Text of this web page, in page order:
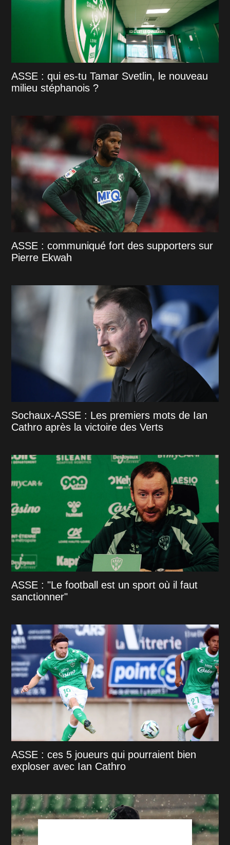
ASSE : qui es-tu Tamar Svetlin, le nouveau
milieu stéphanois ?
ASSE : communiqué fort des supporters sur
Pierre Ekwah
Sochaux-ASSE : Les premiers mots de Ian
Cathro après la victoire des Verts
ASSE : "Le football est un sport où il faut
sanctionner"
ASSE : ces 5 joueurs qui pourraient bien
exploser avec Ian Cathro